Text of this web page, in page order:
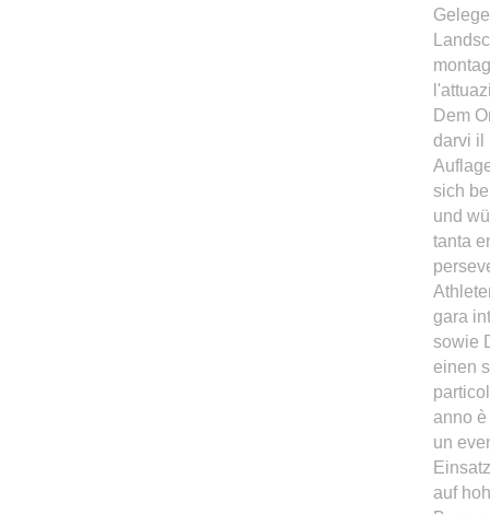
Dem
darvi il
sich
und
tanta
gara
sowie
einen
anno
un
auf